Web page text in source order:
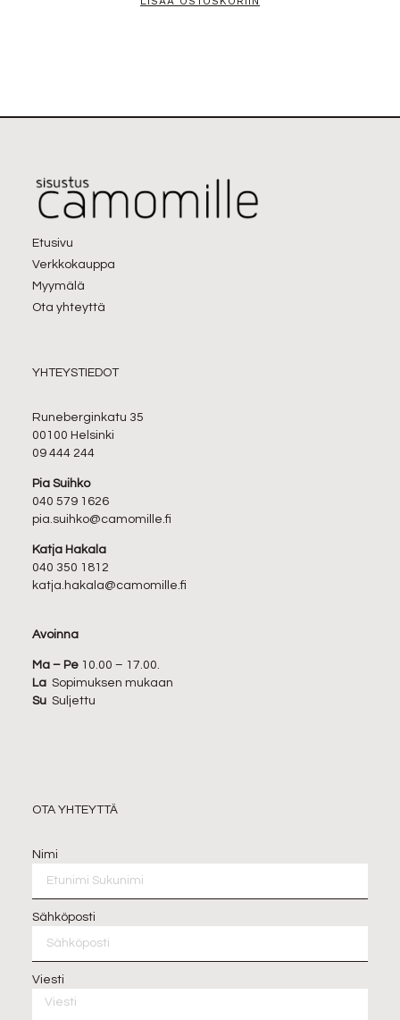
Etusivu
Verkkokauppa
Myymälä
Ota yhteyttä
YHTEYSTIEDOT
Runeberginkatu 35
00100 Helsinki
09 444 244
Pia Suihko
040 579 1626
pia.suihko@camomille.fi
Katja Hakala
040 350 1812
katja.hakala@camomille.fi
Avoinna
Ma – Pe10.00 – 17.00.
LaSopimuksen mukaan
SuSuljettu
OTA YHTEYTTÄ
Nimi
Sähköposti
Viesti